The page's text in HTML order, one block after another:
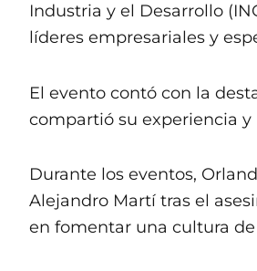
Industria y el Desarrollo
líderes empresariales y
El evento contó con la
compartió su experiencia
Durante los eventos,
Alejandro Martí tras el
en fomentar una cultura